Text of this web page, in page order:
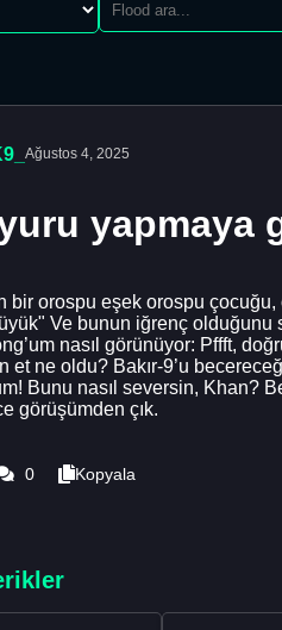
Ağustos 4, 2025
yapmaya
bir orospu eşek orospu çocuğu,
Ve bunun iğrenç olduğunu
nasıl görünüyor: Pffft,
et ne oldu? Bakır-9’u
Bunu nasıl seversin, Khan?
görüşümden çık.
0 Kopyala